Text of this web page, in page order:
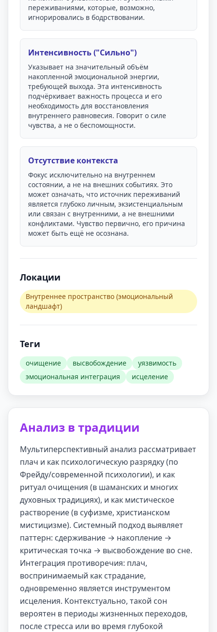
переживаниями, которые, возможно,
игнорировались в бодрствовании.
Интенсивность ("Сильно")
Указывает на значительный объём
накопленной эмоциональной энергии,
требующей выхода. Эта интенсивность
подчёркивает важность процесса и его
необходимость для восстановления
внутреннего равновесия. Говорит о силе
чувства, а не о беспомощности.
Отсутствие контекста
Фокус исключительно на внутреннем
состоянии, а не на внешних событиях. Это
может означать, что источник переживаний
является глубоко личным, экзистенциальным
или связан с внутренними, а не внешними
конфликтами. Чувство первично, его причина
может быть ещё не осознана.
Локации
Внутреннее пространство (эмоциональный
ландшафт)
Теги
очищение высвобождение
уязвимость
эмоциональная интеграция
исцеление
Анализ в традиции
Мультиперспективный анализ рассматривает
плач и как психологическую разрядку (по
Фрейду/современной психологии), и как
ритуал очищения (в шаманских и многих
духовных традициях), и как мистическое
растворение (в суфизме, христианском
мистицизме). Системный подход выявляет
паттерн: сдерживание → накопление →
критическая точка → высвобождение во сне.
Интеграция противоречия: плач,
воспринимаемый как страдание,
одновременно является инструментом
исцеления. Контекстуально, такой сон
вероятен в периоды жизненных переходов,
после стресса или во время глубокой